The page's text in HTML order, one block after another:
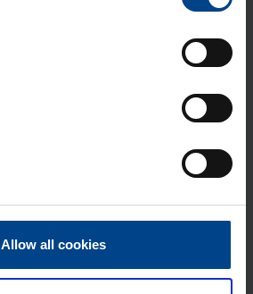
Allow all cookies
Orion Plus, 500×300 mm,
Orion Plus, 500×300
FL424A